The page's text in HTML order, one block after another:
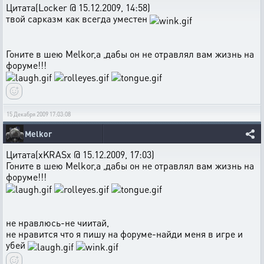
Цитата(Locker @ 15.12.2009, 14:58)
твой сарказм как всегда уместен
Гоните в шею Melkor,а ,дабы он не отравлял вам жизнь на
форуме!!!
15 Декабря 2009 17:03:08
Melkor
Цитата(xKRASx @ 15.12.2009, 17:03)
Гоните в шею Melkor,а ,дабы он не отравлял вам жизнь на
форуме!!!
не нравлюсь-не чиитай,
не нравится что я пишу на форуме-найди меня в игре и
убей